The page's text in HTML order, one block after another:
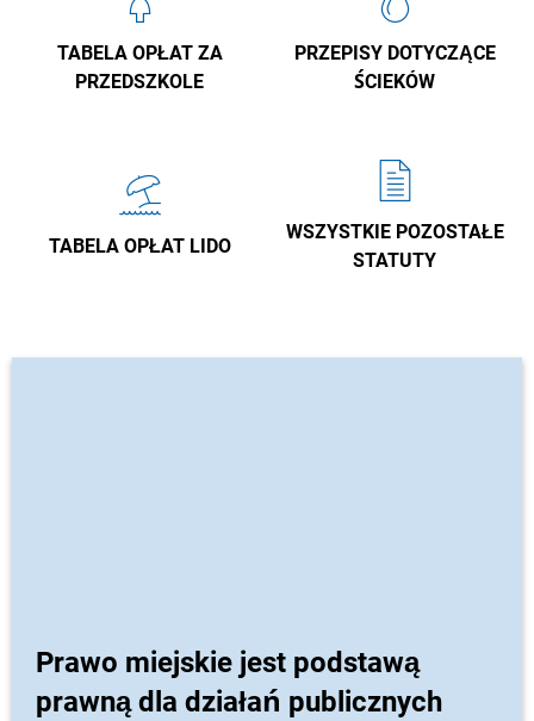
TABELA OPŁAT ZA
PRZEDSZKOLE
PRZEPISY DOTYCZĄCE
ŚCIEKÓW
TABELA OPŁAT LIDO
WSZYSTKIE POZOSTAŁE
STATUTY
Prawo miejskie jest podstawą
prawną dla działań publicznych